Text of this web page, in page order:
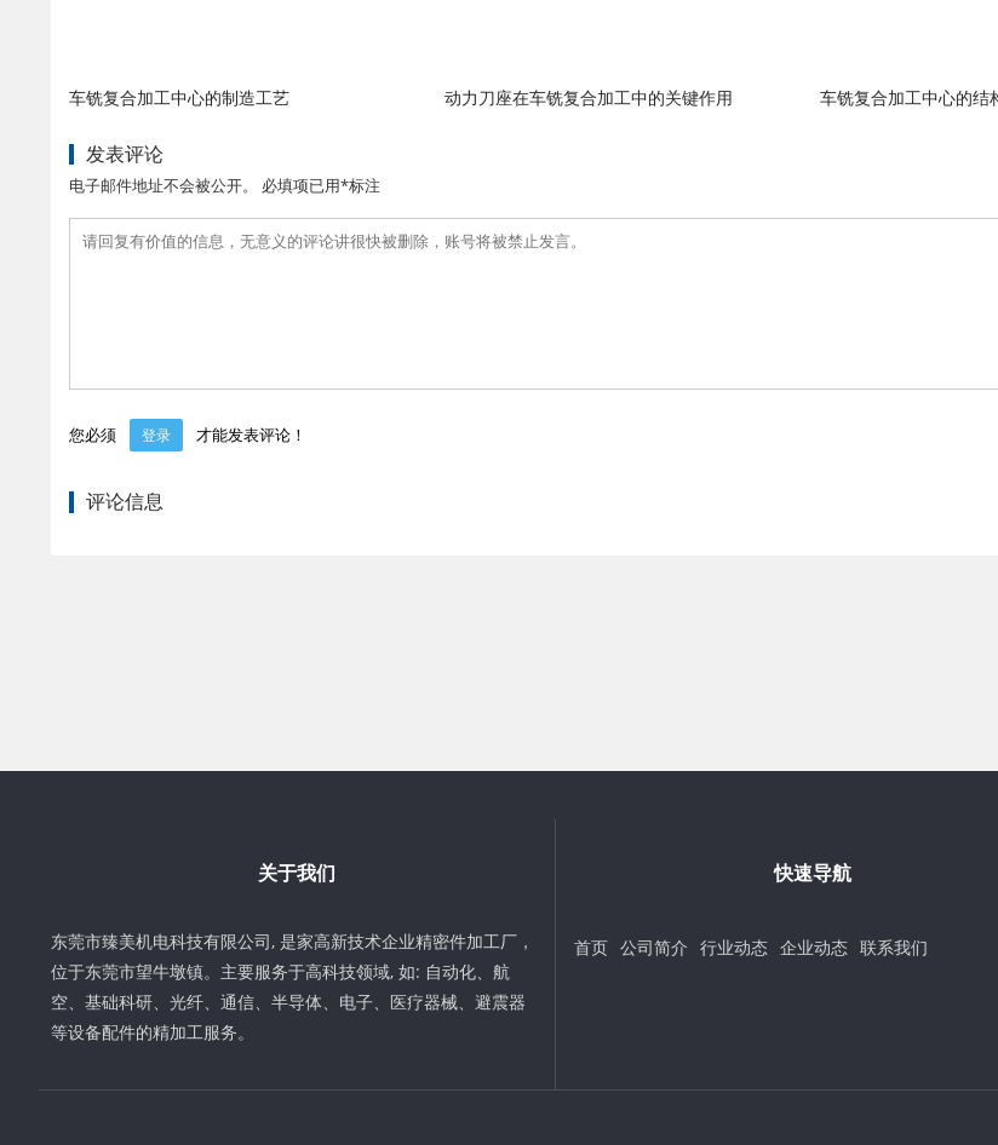
车铣复合加工中心的制造工艺 动力刀座在车铣复合加工中的关键作用 车铣复合加工中心的结
发表评论
电子邮件地址不会被公开。 必填项已用*标注
您必须 登录 才能发表评论！
评论信息
关于我们
东莞市臻美机电科技有限公司, 是家高新技术企业精密件加工厂，
位于东莞市望牛墩镇。主要服务于高科技领域, 如: 自动化、航
空、基础科研、光纤、通信、半导体、电子、医疗器械、避震器
等设备配件的精加工服务。
快速导航
首页 公司简介 行业动态 企业动态 联系我们